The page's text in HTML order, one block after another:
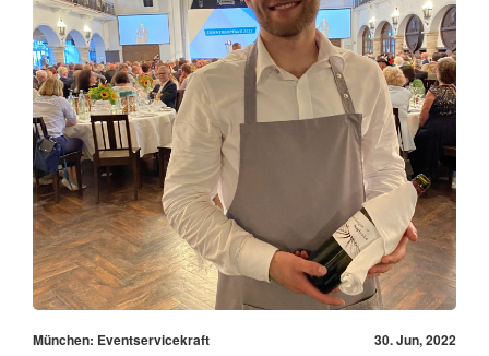
München: Eventservicekraft 30. Jun, 2022